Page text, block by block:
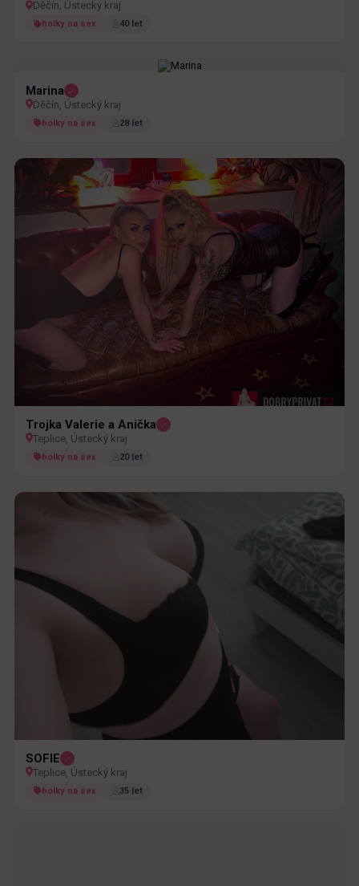
Děčín, Ústecký kraj
holky na sex 40 let
Marina
Děčín, Ústecký kraj
holky na sex 28 let
Trojka Valerie a Anička
Teplice, Ústecký kraj
holky na sex 20 let
SOFIE
Teplice, Ústecký kraj
holky na sex 35 let